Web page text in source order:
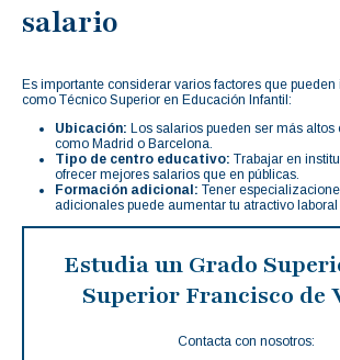
salario
Es importante considerar varios factores que
como Técnico Superior en Educación Infantil:
Ubicación: Los salarios pueden ser más
como Madrid o Barcelona.
Tipo de centro educativo: Trabajar en
ofrecer mejores salarios que en públicas.
Formación adicional: Tener
adicionales puede aumentar tu atractivo laboral
Estudia un Grado
Superior Francisco de
Contacta con nosotros: